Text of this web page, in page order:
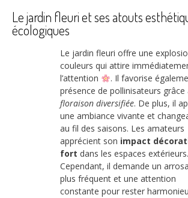
Le jardin fleuri et ses atouts
écologiques
Le jardin fleuri offre une
couleurs qui attire
l’attention
. Il favorise
présence de pollinisateurs grâce
floraison diversifiée. De plus, il
une ambiance vivante et
au fil des saisons. Les amateurs
apprécient son impact
fort dans les espaces extérieurs.
Cependant, il demande un
plus fréquent et une attention
constante pour rester